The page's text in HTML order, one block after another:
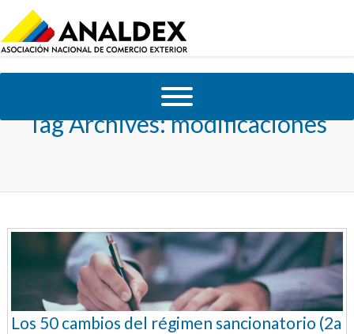
Tag Archives:modificaciones
Los 50 cambios del régimen sancionatorio (2a